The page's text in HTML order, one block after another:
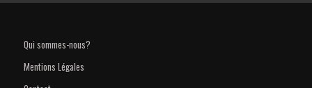
Qui sommes-nous?
Mentions Légales